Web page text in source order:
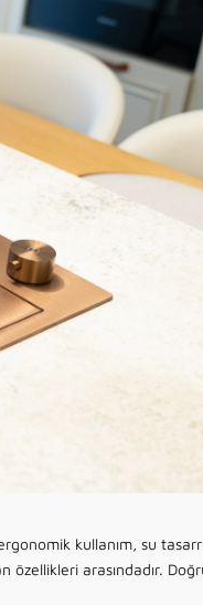
kullanım, su
özellikleri arasındadır.